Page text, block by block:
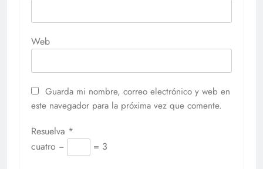
Web
Guarda mi nombre, correo electrónico y web en
este navegador para la próxima vez que comente.
Resuelva *
cuatro −
= 3